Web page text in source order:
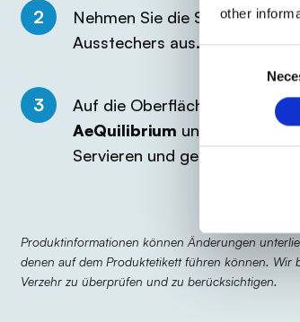
other
2 Nehmen Sie die Scheiben
Ausstechers aus.
3 Auf die Oberfläche jedes
AeQuilibrium und verteilen
Servieren und genießen Sie!
Produktinformationen können Änderungen
denen auf dem Produktetikett führen können. Wir
Verzehr zu überprüfen und zu berücksichtigen.